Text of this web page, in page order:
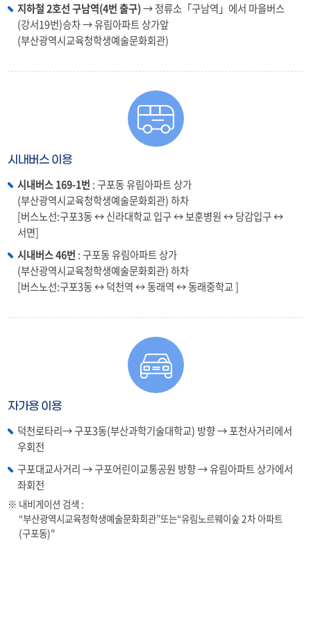
지하철 2호선 구남역(4번 출구)→ 정류소「구남역」에서 마을버스
(강서19번)승차 → 유림아파트 상가앞
(부산광역시교육청학생예술문화회관)
시내버스 이용
시내버스 169-1번 : 구포동 유림아파트 상가
(부산광역시교육청학생예술문화회관) 하차
[버스노선:구포3동 ↔ 신라대학교 입구 ↔ 보훈병원 ↔ 당감입구 ↔
서면]
시내버스 46번 : 구포동 유림아파트 상가
(부산광역시교육청학생예술문화회관) 하차
[버스노선:구포3동 ↔ 덕천역 ↔ 동래역 ↔ 동래중학교 ]
자가용 이용
덕천로타리→ 구포3동(부산과학기술대학교) 방향 → 포천사거리에서
우회전
구포대교사거리 → 구포어린이교통공원 방향 → 유림아파트 상가에서
좌회전
내비게이션 검색 :
“부산광역시교육청학생예술문화회관”또는“유림노르웨이숲 2차 아파트
(구포동)"